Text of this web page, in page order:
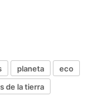
planeta
eco
de la tierra